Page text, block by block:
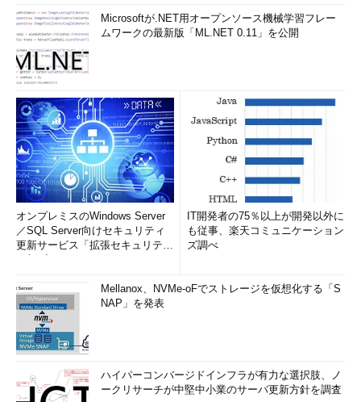
Microsoftが.NET用オープンソース機械学習フレー
ムワークの最新版「ML.NET 0.11」を公開
オンプレミスのWindows Server
／SQL Server向けセキュリティ
更新サービス「拡張セキュリティ
IT開発者の75％以上が開発以外に
も従事、楽天コミュニケーション
ズ調べ
Mellanox、NVMe-oFでストレージを仮想化する「S
NAP」を発表
ハイパーコンバージドインフラが有力な選択肢、ノ
ークリサーチが中堅中小業のサーバ更新方針を調査